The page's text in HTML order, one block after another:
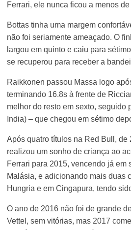
Ferrari, ele nunca ficou a menos
Bottas tinha uma margem
não foi seriamente ameaçado. O
largou em quinto e caiu para
se recuperou para receber a
Raikkonen passou Massa logo
terminando 16.8s à frente de
melhor do resto em sexto, seguido
India) – que chegou em sétimo
Após quatro títulos na Red Bull, de
realizou um sonho de criança ao
Ferrari para 2015, vencendo já em
Malásia, e adicionando mais duas
Hungria e em Cingapura, tendo
O ano de 2016 não foi de grande
Vettel, sem vitórias, mas 2017